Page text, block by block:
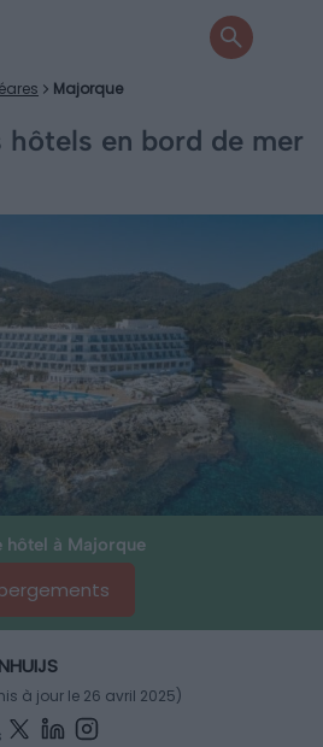
Majorque
hôtels en bord de mer
hôtel à Majorque
à jour le 26 avril 2025)